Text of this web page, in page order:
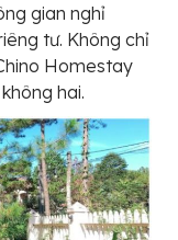
gian nghỉ
tư. Không chỉ
Homestay
hai.